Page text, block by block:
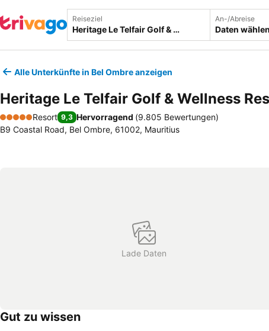
Reiseziel An-/Abreise
Daten wählen
Alle Unterkünfte in Bel Ombre anzeigen
Heritage Le Telfair Golf & Wellness
5 Sterne
Resort 9,3 Hervorragend (9.805 Bewertungen)
B9 Coastal Road, Bel Ombre, 61002, Mauritius
Lade Daten
Gut zu wissen